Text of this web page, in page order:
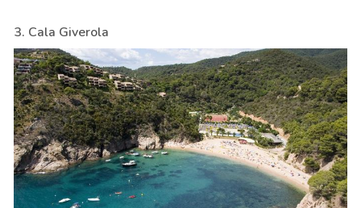
3. Cala Giverola